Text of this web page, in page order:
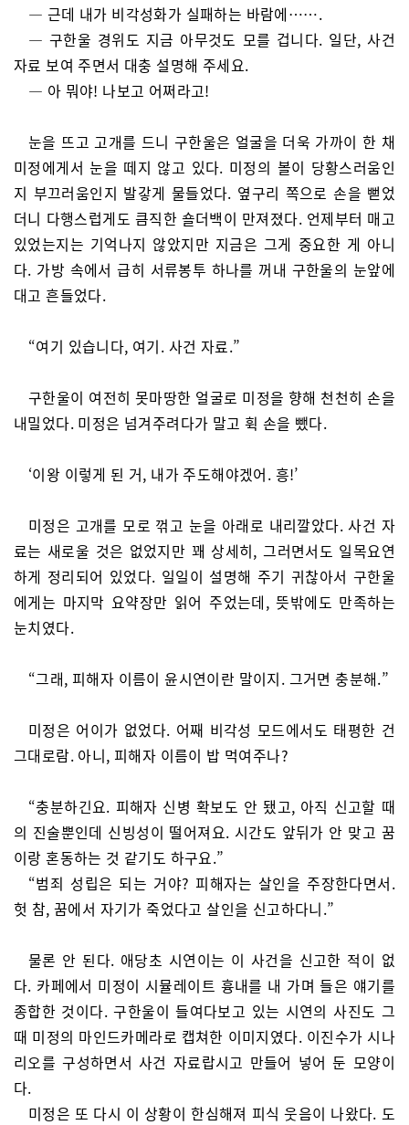
— 근데 내가 비각성화가 실패하는 바람에…….
— 구한울 경위도 지금 아무것도 모를 겁니다. 일단, 사건
자료 보여 주면서 대충 설명해 주세요.
— 아 뭐야! 나보고 어쩌라고!
눈을 뜨고 고개를 드니 구한울은 얼굴을 더욱 가까이 한 채
미정에게서 눈을 떼지 않고 있다. 미정의 볼이 당황스러움인
지 부끄러움인지 발갛게 물들었다. 옆구리 쪽으로 손을 뻗었
더니 다행스럽게도 큼직한 숄더백이 만져졌다. 언제부터 매고
있었는지는 기억나지 않았지만 지금은 그게 중요한 게 아니
다. 가방 속에서 급히 서류봉투 하나를 꺼내 구한울의 눈앞에
대고 흔들었다.
“여기 있습니다, 여기. 사건 자료.”
구한울이 여전히 못마땅한 얼굴로 미정을 향해 천천히 손을
내밀었다. 미정은 넘겨주려다가 말고 휙 손을 뺐다.
‘이왕 이렇게 된 거, 내가 주도해야겠어. 흥!’
미정은 고개를 모로 꺾고 눈을 아래로 내리깔았다. 사건 자
료는 새로울 것은 없었지만 꽤 상세히, 그러면서도 일목요연
하게 정리되어 있었다. 일일이 설명해 주기 귀찮아서 구한울
에게는 마지막 요약장만 읽어 주었는데, 뜻밖에도 만족하는
눈치였다.
“그래, 피해자 이름이 윤시연이란 말이지. 그거면 충분해.”
미정은 어이가 없었다. 어째 비각성 모드에서도 태평한 건
그대로람. 아니, 피해자 이름이 밥 먹여주나?
“충분하긴요. 피해자 신병 확보도 안 됐고, 아직 신고할 때
의 진술뿐인데 신빙성이 떨어져요. 시간도 앞뒤가 안 맞고 꿈
이랑 혼동하는 것 같기도 하구요.”
“범죄 성립은 되는 거야? 피해자는 살인을 주장한다면서.
헛 참, 꿈에서 자기가 죽었다고 살인을 신고하다니.”
물론 안 된다. 애당초 시연이는 이 사건을 신고한 적이 없
다. 카페에서 미정이 시뮬레이트 흉내를 내 가며 들은 얘기를
종합한 것이다. 구한울이 들여다보고 있는 시연의 사진도 그
때 미정의 마인드카메라로 캡쳐한 이미지였다. 이진수가 시나
리오를 구성하면서 사건 자료랍시고 만들어 넣어 둔 모양이
다.
미정은 또 다시 이 상황이 한심해져 피식 웃음이 나왔다. 도